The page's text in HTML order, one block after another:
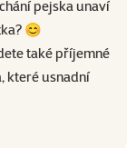
pejska unaví
😊
také příjemné
které usnadní
strana